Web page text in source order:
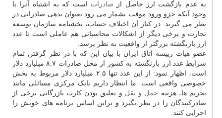
به عدم بازگشت ارز حاصل از صادرات است که به اشتباه آنرا با
وجود آنکه جزو ورود موقت بشمار می رود بعنوان بدهی صادراتی در
نظر می گیرند. در کنار آن اختلاف حساب، بخشنامه سازمان توسعه
تجارت و برخی دیگر از اشکالات محاسباتی هم عاملی است تا عدد
ارز بازنگشته بزرگتر از واقعیت به نظر برسد.
عضو هیات رییسه اتاق ایران با بیان این که با در نظر گرفتن تمام
شرایط عدد ارز بازنگشته به کشور از محل صادرات ۸.۷ میلیارد دلار
است، اظهار نمود: از این عدد تنها ۲.۵ میلیارد دلار مربوط به بخش
خصوصی واقعی است. ما انتظار داریم بانک مرکزی مسائلی مانند
تحریم ها، هزینه حمل و نقل و تعلیق بودن کارت بازرگانی برخی از
صادرکنندگان را در نظر بگیرد و براین اساس برنامه های خویش را
اجرایی کنند.